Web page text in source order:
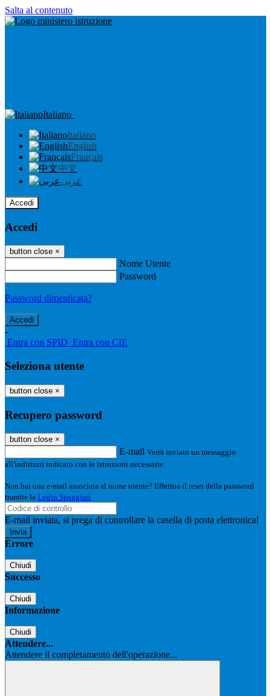
Salta al contenuto
Italiano
Italiano
English
Français
中文
عربى
Accedi
Accedi
button close ×
Nome Utente
Password
Password dimenticata?
-
Entra con SPID Entra con CIE
Seleziona utente
button close ×
Recupero password
button close ×
E-mail Verrà inviato un messaggio
all'indirizzo indicato con le istruzioni necessarie.
Non hai una e-mail associata al nome utente? Effettua il reset della password
tramite la Login Spaggiari
E-mail inviata, si prega di controllare la casella di posta elettronica!
Errore
Chiudi
Successo
Chiudi
Informazione
Chiudi
Attendere...
Attendere il completamento dell'operazione...